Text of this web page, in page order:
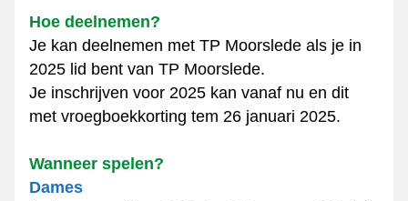
Hoe deelnemen?
Je kan deelnemen met TP Moorslede als je in
2025 lid bent van TP Moorslede.
Je inschrijven voor 2025 kan vanaf nu en dit
met vroegboekkorting tem 26 januari 2025.
Wanneer spelen?
Dames